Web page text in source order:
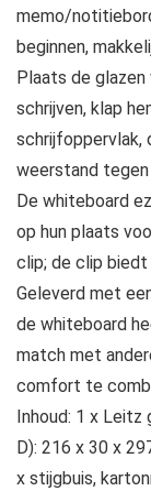
memo/
beginnen,
Plaats de
schrijven, klap
schrijfoppervlak,
weerstand
De whiteboard
op hun plaats
clip; de clip
Geleverd met
de whiteboard
match met
comfort te
Inhoud: 1 x
D): 216 x 30 x
x stijgbuis,